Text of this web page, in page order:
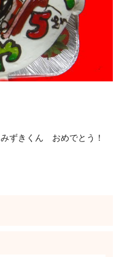
みずきくん おめでとう！